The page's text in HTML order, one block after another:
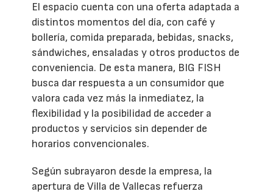
El espacio cuenta con una oferta adaptada a
distintos momentos del día, con café y
bollería, comida preparada, bebidas, snacks,
sándwiches, ensaladas y otros productos de
conveniencia. De esta manera, BIG FISH
busca dar respuesta a un consumidor que
valora cada vez más la inmediatez, la
flexibilidad y la posibilidad de acceder a
productos y servicios sin depender de
horarios convencionales.
Según subrayaron desde la empresa, la
apertura de Villa de Vallecas refuerza